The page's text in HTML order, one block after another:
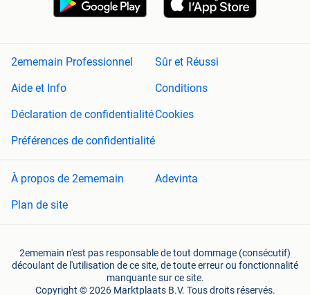
2ememain Professionnel
Sûr et Réussi
Aide et Info
Conditions
Déclaration de confidentialitéCookies
Préférences de confidentialité
À propos de 2ememain
Adevinta
Plan de site
2ememain n'est pas responsable de tout dommage (consécutif)
découlant de l'utilisation de ce site, de toute erreur ou fonctionnalité
manquante sur ce site.
Copyright © 2026 Marktplaats B.V. Tous droits réservés.